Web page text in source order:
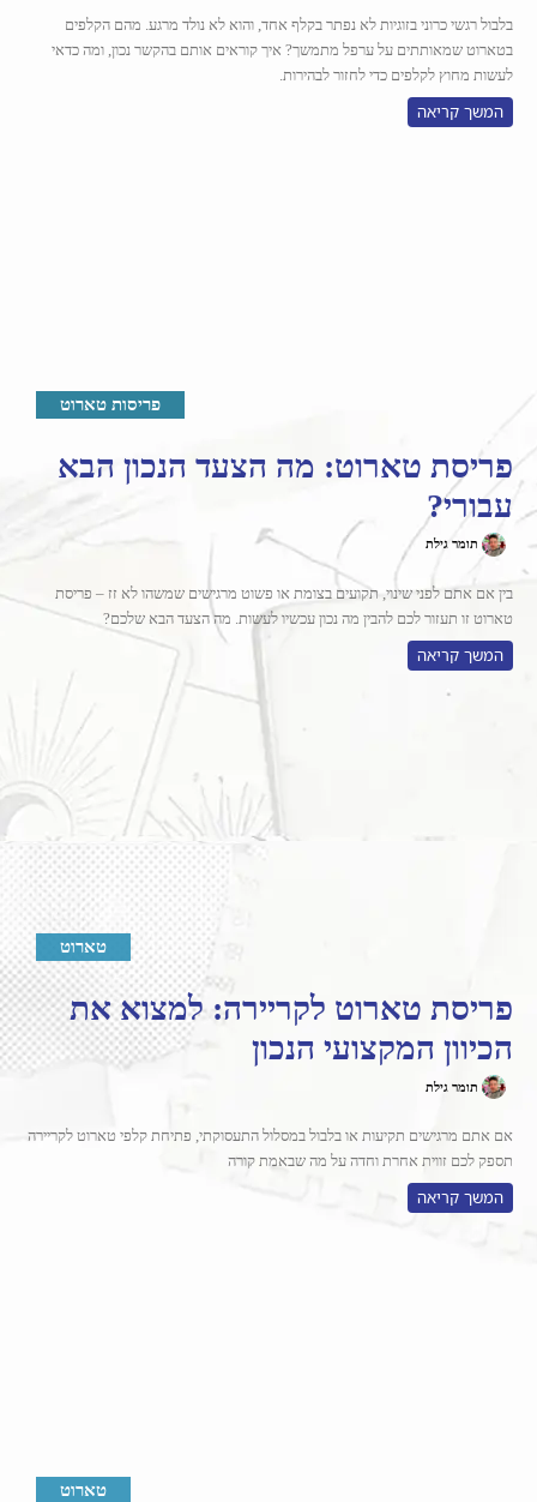
בלבול רגשי כרוני בזוגיות לא נפתר בקלף אחד, והוא לא נולד מרגע. מהם הקלפים
בטארוט שמאותתים על ערפל מתמשך? איך קוראים אותם בהקשר נכון, ומה כדאי
לעשות מחוץ לקלפים כדי לחזור לבהירות.
המשך קריאה
פריסות טארוט
פריסת טארוט: מה הצעד הנכון הבא
עבורי?
תומר גילת
בין אם אתם לפני שינוי, תקועים בצומת או פשוט מרגישים שמשהו לא זז – פריסת
טארוט זו תעזור לכם להבין מה נכון עכשיו לעשות. מה הצעד הבא שלכם?
המשך קריאה
טארוט
פריסת טארוט לקריירה: למצוא את
הכיוון המקצועי הנכון
תומר גילת
אם אתם מרגישים תקיעות או בלבול במסלול התעסוקתי, פתיחת קלפי טארוט לקריירה
תספק לכם זווית אחרת וחדה על מה שבאמת קורה
המשך קריאה
טארוט